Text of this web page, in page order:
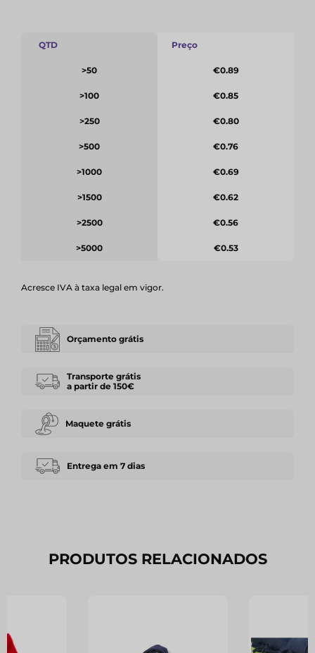
QTD
>50
>100
>250
>500
>1000
>1500
>2500
>5000
Preço
€0.89
€0.85
€0.80
€0.76
€0.69
€0.62
€0.56
€0.53
Acresce IVA à taxa legal em vigor.
Orçamento grátis
Transporte grátis
a partir de 150€
Maquete grátis
Entrega em 7 dias
PRODUTOS RELACIONADOS